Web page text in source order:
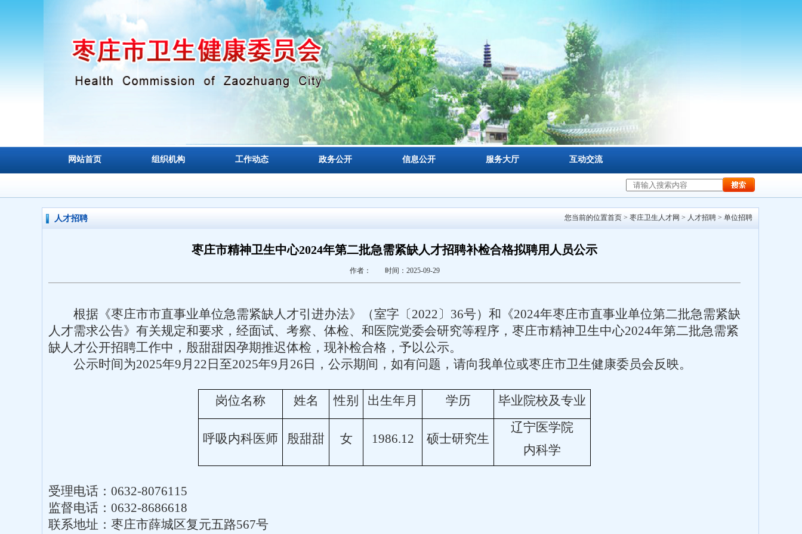
网站首页 组织机构 工作动态 政务公开 信息公开 服务大厅 互动交流
人才招聘 您当前的位置首页 > 枣庄卫生人才网 > 人才招聘 > 单位招聘
枣庄市精神卫生中心2024年第二批急需紧缺人才招聘补检合格拟聘用人员公示
作者： 时间：2025-09-29
根据《枣庄市市直事业单位急需紧缺人才引进办法》（室字〔2022〕36号）和《2024年枣庄市直事业单位第二批急需紧缺
人才需求公告》有关规定和要求，经面试、考察、体检、和医院党委会研究等程序，枣庄市精神卫生中心2024年第二批急需紧
缺人才公开招聘工作中，殷甜甜因孕期推迟体检，现补检合格，予以公示。
公示时间为2025年9月22日至2025年9月26日，公示期间，如有问题，请向我单位或枣庄市卫生健康委员会反映。
岗位名称 姓名 性别 出生年月 学历 毕业院校及专业
呼吸内科医师 殷甜甜 女 1986.12 硕士研究生
辽宁医学院
内科学
受理电话：0632-8076115
监督电话：0632-8686618
联系地址：枣庄市薛城区复元五路567号